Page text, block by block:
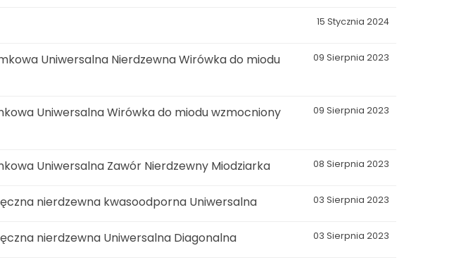
15 Stycznia 2024
09 Sierpnia 2023
Uniwersalna Nierdzewna Wirówka do miodu
09 Sierpnia 2023
Uniwersalna Wirówka do miodu wzmocniony
08 Sierpnia 2023
Uniwersalna Zawór Nierdzewny Miodziarka
03 Sierpnia 2023
nierdzewna kwasoodporna Uniwersalna
03 Sierpnia 2023
nierdzewna Uniwersalna Diagonalna